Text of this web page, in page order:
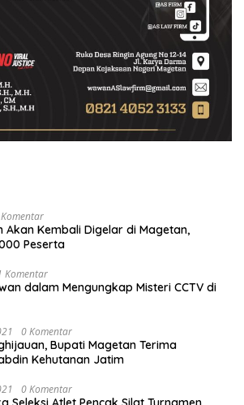
Komentar
Akan Kembali Digelar di Magetan,
Peserta
Komentar
dalam Mengungkap Misteri CCTV di
0 Komentar
Bupati Magetan Terima
Kehutanan Jatim
0 Komentar